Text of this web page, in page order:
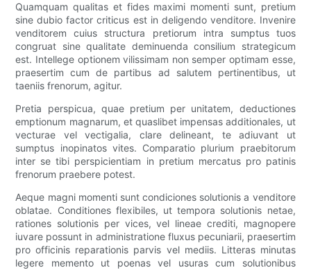
Quamquam qualitas et fides maximi momenti sunt, pretium
sine dubio factor criticus est in deligendo venditore. Invenire
venditorem cuius structura pretiorum intra sumptus tuos
congruat sine qualitate deminuenda consilium strategicum
est. Intellege optionem vilissimam non semper optimam esse,
praesertim cum de partibus ad salutem pertinentibus, ut
taeniis frenorum, agitur.
Pretia perspicua, quae pretium per unitatem, deductiones
emptionum magnarum, et quaslibet impensas additionales, ut
vecturae vel vectigalia, clare delineant, te adiuvant ut
sumptus inopinatos vites. Comparatio plurium praebitorum
inter se tibi perspicientiam in pretium mercatus pro patinis
frenorum praebere potest.
Aeque magni momenti sunt condiciones solutionis a venditore
oblatae. Conditiones flexibiles, ut tempora solutionis netae,
rationes solutionis per vices, vel lineae crediti, magnopere
iuvare possunt in administratione fluxus pecuniarii, praesertim
pro officinis reparationis parvis vel mediis. Litteras minutas
legere memento ut poenas vel usuras cum solutionibus